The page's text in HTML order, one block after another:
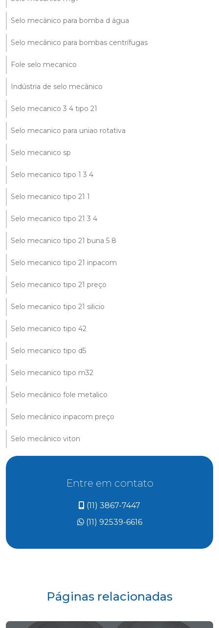
Selo mecânico para bomba d água
Selo mecânico para bombas centrífugas
Fole selo mecanico
Indústria de selo mecânico
Selo mecanico 3 4 tipo 21
Selo mecanico para uniao rotativa
Selo mecanico sp
Selo mecanico tipo 1 3 4
Selo mecanico tipo 21 1
Selo mecanico tipo 21 3 4
Selo mecanico tipo 21 buna 5 8
Selo mecanico tipo 21 inpacom
Selo mecanico tipo 21 preço
Selo mecanico tipo 21 silicio
Selo mecanico tipo 42
Selo mecanico tipo d5
Selo mecanico tipo m32
Selo mecânico fole metalico
Selo mecânico inpacom preço
Selo mecânico viton
Entre em contato
(11) 3867-7447
(11) 92539-6616
Páginas relacionadas